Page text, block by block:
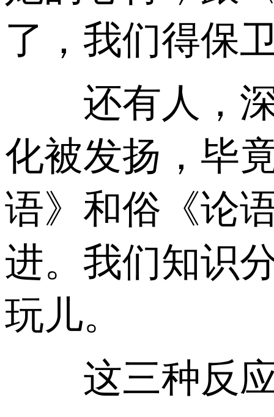
了，我们得保
还有人，深
化被发扬，毕
语》和俗《论
进。我们知识
玩儿。
这三种反应